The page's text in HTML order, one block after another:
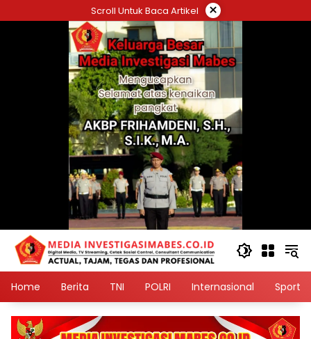
ke
Scroll Untuk Baca Artikel ×
Home Berita TNI POLRI Internasional Sport